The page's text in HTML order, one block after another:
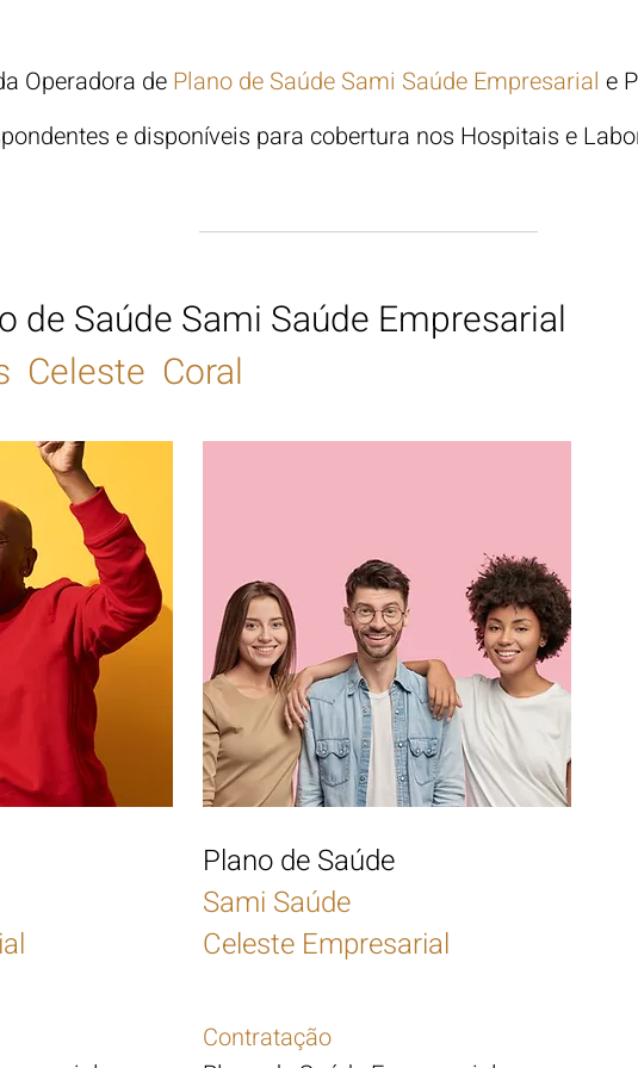
Operadora de Plano de Saúde Sami Saúde Empresarial e
e disponíveis para cobertura nos Hospitais e
de Saúde Sami Saúde Empresarial
Celeste Coral
Plano de Saúde
Sami Saúde
Celeste Empresarial
Contratação